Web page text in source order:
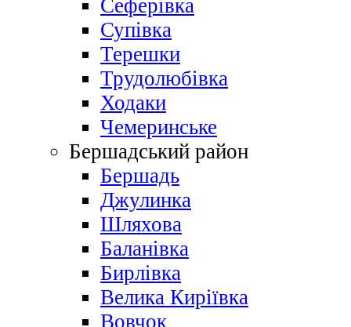
Сеферівка
Супівка
Терешки
Трудолюбівка
Ходаки
Чемеринське
Бершадський район
Бершадь
Джулинка
Шляхова
Баланівка
Бирлівка
Велика Киріївка
Вовчок